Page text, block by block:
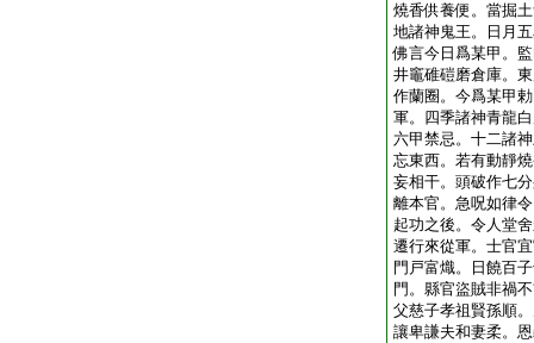
燒香供養便。當掘
地諸神鬼王。日月
佛言今日爲某甲。
井竈碓磑磨倉庫。
作蘭圈。今爲某甲
軍。四季諸神青龍
六甲禁忌。十二諸
忘東西。若有動靜
妄相干。頭破作七
離本官。急呪如律令
起功之後。令人堂
遷行來從軍。士官
門戸富熾。日饒百
門。縣官盜賊非禍
父慈子孝祖賢孫順
讓卑謙夫和妻柔。